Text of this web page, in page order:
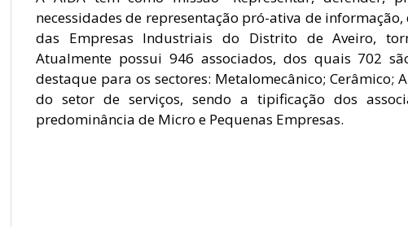
necessidades de representação pró-ativa de
das Empresas Industriais do Distrito de Aveiro,
Atualmente possui 946 associados, dos quais 702
destaque para os sectores: Metalomecânico; Cerâmico;
do setor de serviços, sendo a tipificação dos
predominância de Micro e Pequenas Empresas.